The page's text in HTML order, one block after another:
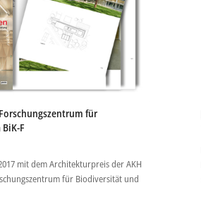
für
F
mit dem Architekturpreis der AKH
für Biodiversität und